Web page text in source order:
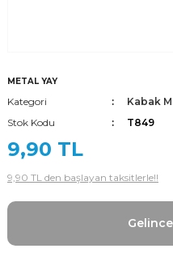
METAL YAY
Kategori
Kabak
Stok Kodu
T849
9,90 TL
9,90 TL den başlayan taksitlerle!!